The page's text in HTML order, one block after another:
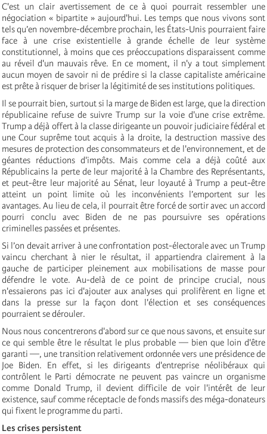
C'est un clair avertissement de ce à quoi pourrait ressembler une
négociation « bipartite » aujourd'hui. Les temps que nous vivons sont
tels qu’en novembre-décembre prochain, les États-Unis pourraient faire
face à une crise existentielle à grande échelle de leur système
constitutionnel, à moins que ces préoccupations disparaissent comme
au réveil d'un mauvais rêve. En ce moment, il n'y a tout simplement
aucun moyen de savoir ni de prédire si la classe capitaliste américaine
est prête à risquer de briser la légitimité de ses institutions politiques.
Il se pourrait bien, surtout si la marge de Biden est large, que la direction
républicaine refuse de suivre Trump sur la voie d'une crise extrême.
Trump a déjà offert à la classe dirigeante un pouvoir judiciaire fédéral et
une Cour suprême tout acquis à la droite, la destruction massive des
mesures de protection des consommateurs et de l'environnement, et de
géantes réductions d'impôts. Mais comme cela a déjà coûté aux
Républicains la perte de leur majorité à la Chambre des Représentants,
et peut-être leur majorité au Sénat, leur loyauté à Trump a peut-être
atteint un point limite où les inconvénients l’emportent sur les
avantages. Au lieu de cela, il pourrait être forcé de sortir avec un accord
pourri conclu avec Biden de ne pas poursuivre ses opérations
criminelles passées et présentes.
Si l’on devait arriver à une confrontation post-électorale avec un Trump
vaincu cherchant à nier le résultat, il appartiendra clairement à la
gauche de participer pleinement aux mobilisations de masse pour
défendre le vote. Au-delà de ce point de principe crucial, nous
n'essaierons pas ici d'ajouter aux analyses qui prolifèrent en ligne et
dans la presse sur la façon dont l'élection et ses conséquences
pourraient se dérouler.
Nous nous concentrerons d'abord sur ce que nous savons, et ensuite sur
ce qui semble être le résultat le plus probable — bien que loin d'être
garanti —, une transition relativement ordonnée vers une présidence de
Joe Biden. En effet, si les dirigeants d'entreprise néolibéraux qui
contrôlent le Parti démocrate ne peuvent pas vaincre un organisme
comme Donald Trump, il devient difficile de voir l'intérêt de leur
existence, sauf comme réceptacle de fonds massifs des méga-donateurs
qui fixent le programme du parti.
Les crises persistent